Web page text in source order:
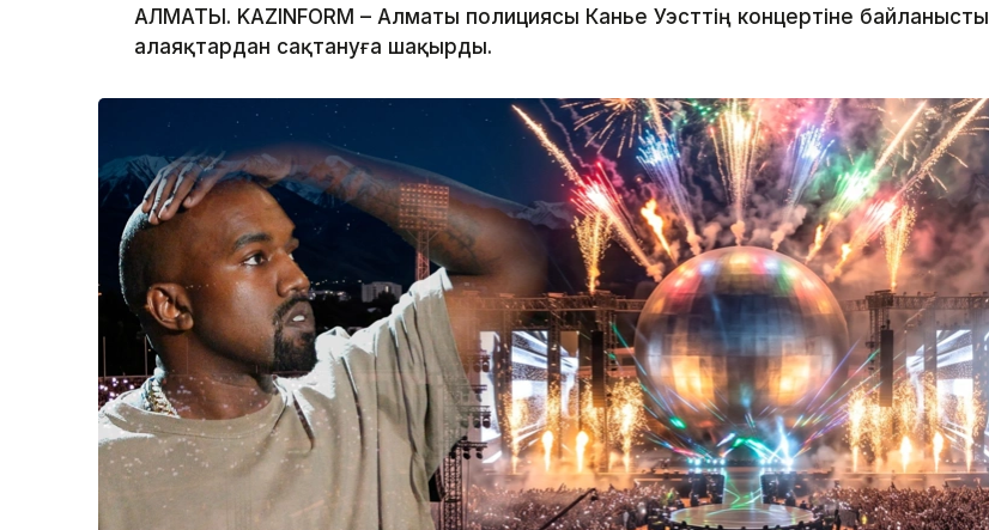
АЛМАТЫ. KAZINFORM – Алматы полициясы Канье Уэсттің концертіне байланысты
алаяқтардан сақтануға шақырды.